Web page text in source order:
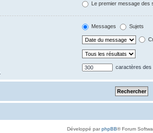
Le premier message des
Messages Sujets
caractères des
Développé parphpBB® Forum